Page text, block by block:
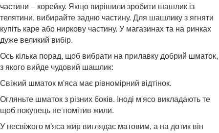
частини – корейку. Якщо вирішили зробити шашлик із
телятини, вибирайте задню частину. Для шашлику з ягняти
купіть каре або ниркову частину. У магазинах та на ринках
дуже великий вибір.
Ось кілька порад, щоб вибрати на прилавку добрий шматок,
з якого вийде чудовий шашлик:
Свіжий шматок м'яса має рівномірний відтінок.
Огляньте шматок з різних боків. Іноді м'ясо викладають те
щоб покупець не помітив жили.
У несвіжого м'яса жир виглядає матовим, а на дотик він